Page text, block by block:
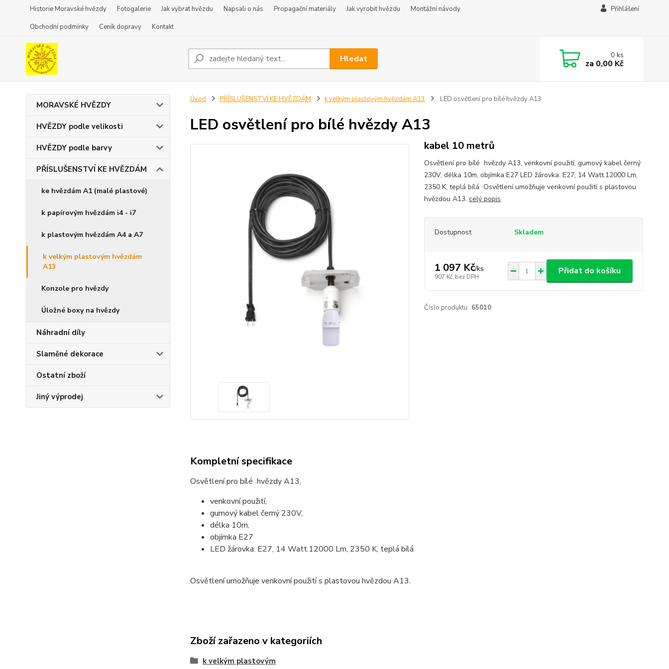
Historie Moravské hvězdy Fotogalerie Jak vybrat hvězdu Napsali o nás Propagační materiály Jak vyrobit hvězdu
Montážní návody
Obchodní podmínky
Ceník dopravy Kontakt
Přihlášení
Hledat 0ks
za 0,00 Kč
MORAVSKÉ HVĚZDY
HVĚZDY podle velikosti
HVĚZDY podle barvy
PŘÍSLUŠENSTVÍ KE HVĚZDÁM
ke hvězdám A1 (malé plastové)
k papírovým hvězdám i4 - i7
k plastovým hvězdám A4 a A7
k velkým plastovým hvězdám
A13
Konzole pro hvězdy
Úložné boxy na hvězdy
Náhradní díly
Slaměné dekorace
Ostatní zboží
Jiný výprodej
Úvod PŘÍSLUŠENSTVÍ KE HVĚZDÁM k velkým plastovým hvězdám A13 LED osvětlení pro bílé hvězdy A13
LED osvětlení pro bílé hvězdy A13
kabel 10 metrů
Osvětlení pro bílé hvězdy A13, venkovní použití, gumový kabel černý
230V, délka 10m, objímka E27 LED žárovka: E27, 14 Watt.12000 Lm,
2350 K, teplá bílá Osvětlení umožňuje venkovní použití s plastovou
hvězdou A13. celý popis
Dostupnost Skladem
1 097 Kč/ks
907 Kč bez DPH
Přidat do košíku
Číslo produktu: 65010
Kompletní specifikace
Osvětlení pro bílé hvězdy A13,
venkovní použití,
gumový kabel černý 230V,
délka 10m,
objímka E27
LED žárovka: E27, 14 Watt.12000 Lm, 2350 K, teplá bílá
Osvětlení umožňuje venkovní použití s plastovou hvězdou A13.
Zboží zařazeno v kategoriích
k velkým plastovým